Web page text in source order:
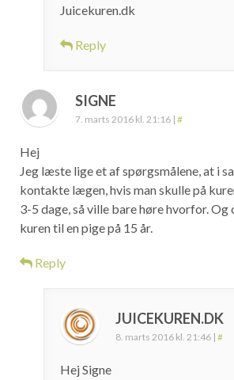
Juicekuren.dk
Reply
SIGNE
7. marts 2016 kl. 21:16 | #
Hej
Jeg læste lige et af spørgsmålene, at i
kontakte lægen, hvis man skulle på
3-5 dage, så ville bare høre hvorfor.
kuren til en pige på 15 år.
Reply
JUICEKUREN.DK
8. marts 2016 kl. 21:46 | #
Hej Signe